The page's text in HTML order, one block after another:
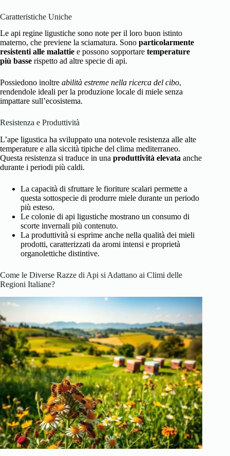
Caratteristiche Uniche
Le api regine ligustiche sono note per il loro buon istinto
materno, che previene la sciamatura. Sono particolarmente
resistenti alle malattie e possono sopportare temperature
più basse rispetto ad altre specie di api.
Possiedono inoltre abilità estreme nella ricerca del cibo,
rendendole ideali per la produzione locale di miele senza
impattare sull’ecosistema.
Resistenza e Produttività
L’ape ligustica ha sviluppato una notevole resistenza alle alte
temperature e alla siccità tipiche del clima mediterraneo.
Questa resistenza si traduce in una produttività elevata anche
durante i periodi più caldi.
La capacità di sfruttare le fioriture scalari permette a
questa sottospecie di produrre miele durante un periodo
più esteso.
Le colonie di api ligustiche mostrano un consumo di
scorte invernali più contenuto.
La produttività si esprime anche nella qualità dei mieli
prodotti, caratterizzati da aromi intensi e proprietà
organolettiche distintive.
Come le Diverse Razze di Api si Adattano ai Climi delle
Regioni Italiane?